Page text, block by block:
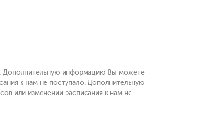
Дополнительную информацию Вы можете
к нам не поступало. Дополнительную
или изменении расписания к нам не